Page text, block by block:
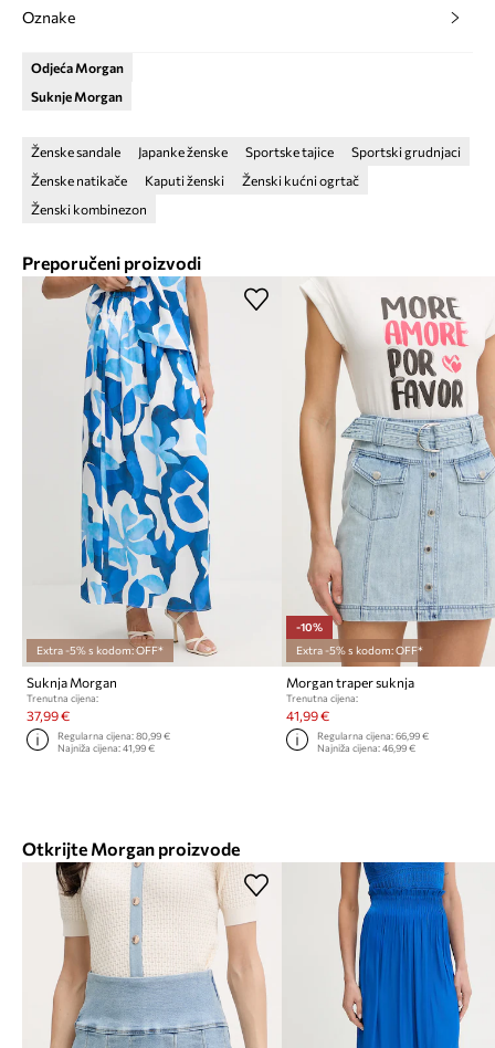
Oznake
Odjeća Morgan
Suknje Morgan
Ženske sandale Japanke ženske Sportske tajice
Sportski grudnjaci
Ženske natikače
Kaputi ženski
Ženski kućni ogrtač
Ženski kombinezon
Preporučeni proizvodi
Extra -5% s kodom: OFF*
Suknja Morgan
Trenutna cijena:
37,99 €
Regularna cijena:80,99 €
Najniža cijena:41,99 €
-10%
Extra -5% s kodom: OFF*
Morgan traper suknja
Trenutna cijena:
41,99 €
Regularna cijena: 66,99 €
Najniža cijena: 46,99 €
Otkrijte Morgan proizvode